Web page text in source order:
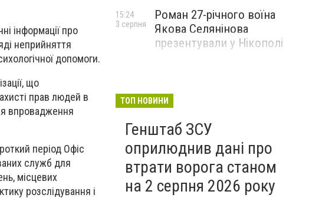
інформації про
неприйняття
допомоги.
що
прав людей в
впровадження
період Офіс
служб для
місцевих
розслідування і
Роман 27-річного воїна
Якова Селянінова
презентували у Нікополі
15:24
3 серпня
ТОП НОВИНИ
Генштаб ЗСУ
оприлюднив дані про
втрати ворога станом
на 2 серпня 2026 року